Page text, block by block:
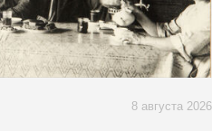
8 августа 2026